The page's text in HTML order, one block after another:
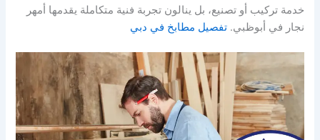
خدمة تركيب أو تصنيع، بل ينالون تجربة فنية متكاملة يقدمها أمهر
نجار في أبوظبي.تفصيل مطابخ في دبي